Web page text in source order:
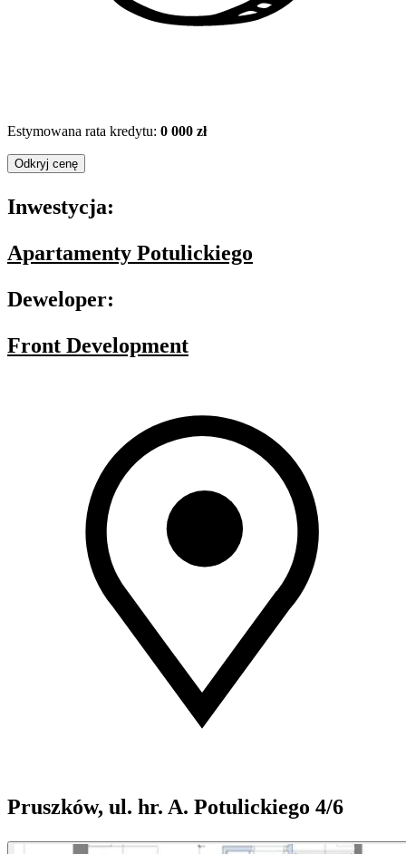
Estymowana rata kredytu: 0 000 zł
Odkryj cenę
Inwestycja:
Apartamenty Potulickiego
Deweloper:
Front Development
Pruszków, ul. hr. A. Potulickiego 4/6